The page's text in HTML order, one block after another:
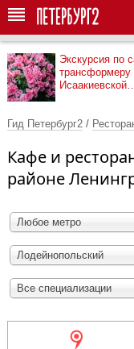
Экскурсия по
трансформеру
Исаакиевской
Гид Петербург2 /
Кафе и
районе
Любое метро
Лодейнопольский
Все специализации